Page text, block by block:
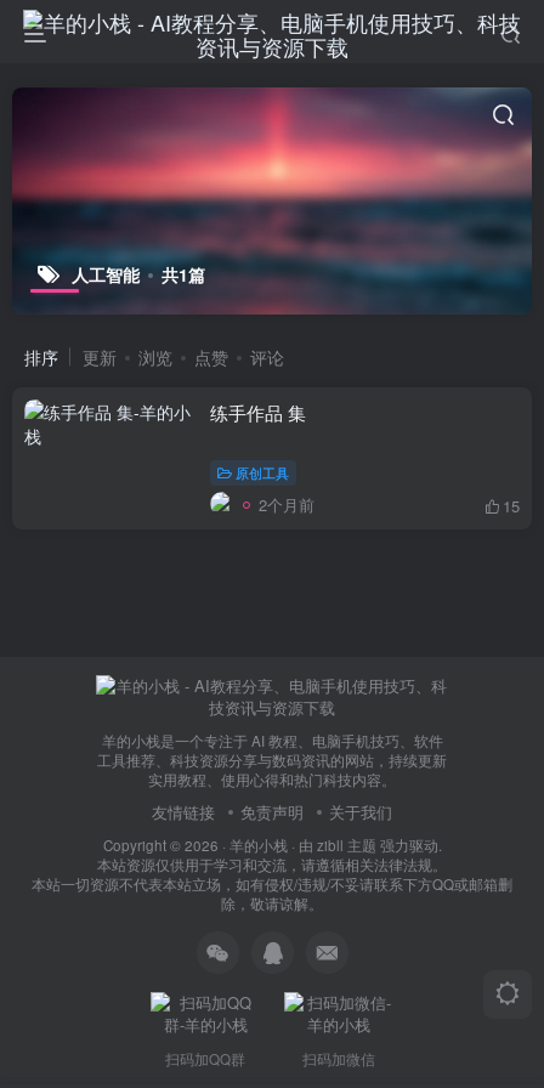
人工智能 共1篇
排序 更新 浏览 点赞 评论
练手作品 集
原创工具
2个月前 15
羊的小栈是一个专注于 AI 教程、电脑手机技巧、软件
工具推荐、科技资源分享与数码资讯的网站，持续更新
实用教程、使用心得和热门科技内容。
友情链接 免责声明 关于我们
Copyright © 2026 · 羊的小栈 · 由 zibll 主题 强力驱动.
本站资源仅供用于学习和交流，请遵循相关法律法规。
本站一切资源不代表本站立场，如有侵权/违规/不妥请联系下方QQ或邮箱删
除，敬请谅解。
扫码加QQ群 扫码加微信